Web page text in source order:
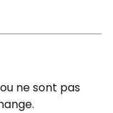
ne sont pas